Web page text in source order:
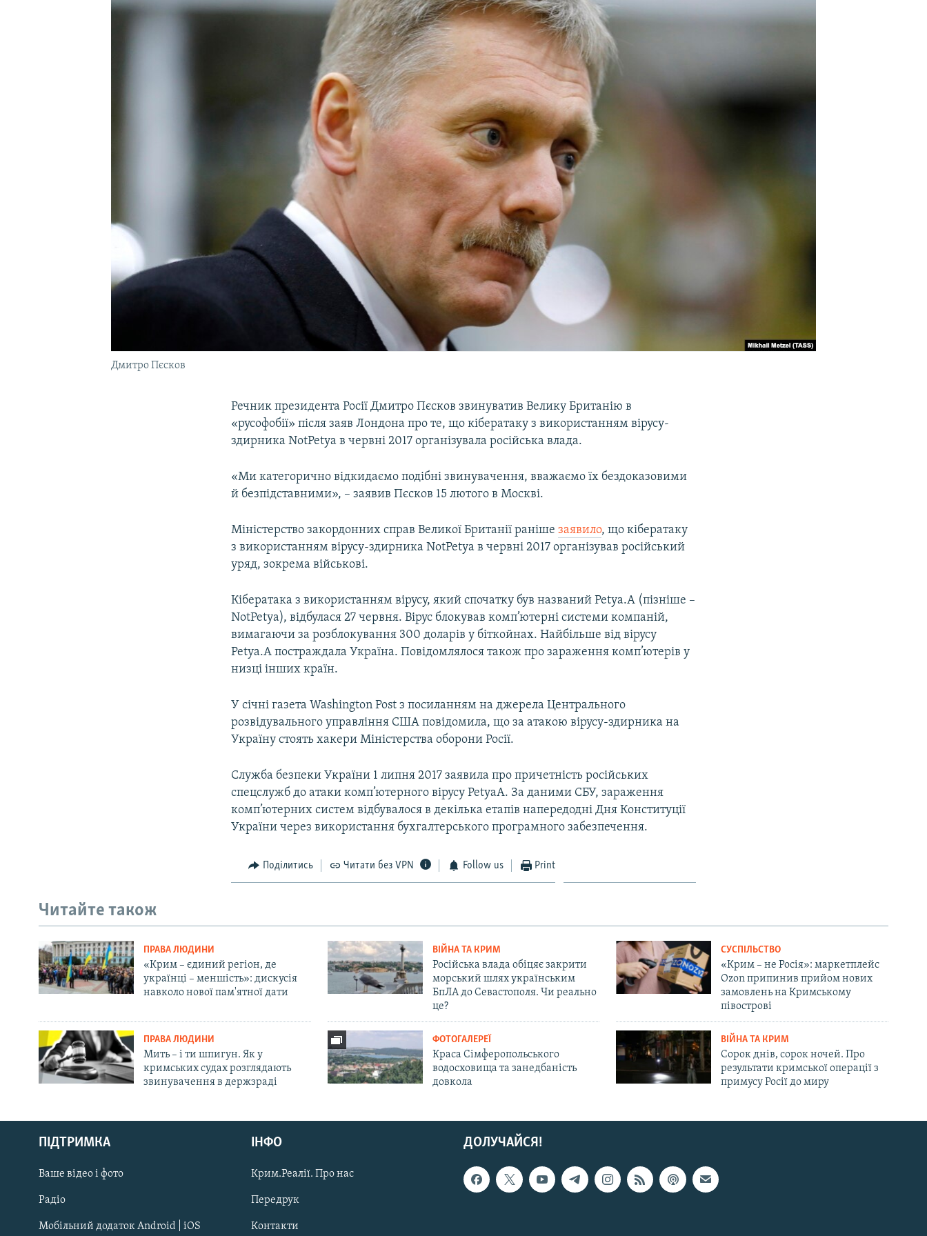
Русский
Qırımtatar
ДОЛУЧАЙСЯ!
Дмитро Пєсков
Речник президента Росії Дмитро Пєсков звинуватив Велику Британію в
«русофобії» після заяв Лондона про те, що кібератаку з використанням вірусу-
здирника NotPetya в червні 2017 організувала російська влада.
«Ми категорично відкидаємо подібні звинувачення, вважаємо їх бездоказовими
й безпідставними», – заявив Пєсков 15 лютого в Москві.
Міністерство закордонних справ Великої Британії ранішезаявило, що кібератаку
з використанням вірусу-здирника NotPetya в червні 2017 організував російський
уряд, зокрема військові.
Кібератака з використанням вірусу, який спочатку був названий Petya.A (пізніше –
NotPetya), відбулася 27 червня. Вірус блокував комп’ютерні системи компаній,
вимагаючи за розблокування 300 доларів у біткойнах. Найбільше від вірусу
Petya.A постраждала Україна. Повідомлялося також про зараження комп’ютерів у
низці інших країн.
У січні газета Washington Post з посиланням на джерела Центрального
розвідувального управління США повідомила, що за атакою вірусу-здирника на
Україну стоять хакери Міністерства оборони Росії.
Служба безпеки України 1 липня 2017 заявила про причетність російських
спецслужб до атаки комп’ютерного вірусу PetyaA. За даними СБУ, зараження
комп’ютерних систем відбувалося в декілька етапів напередодні Дня Конституції
України через використання бухгалтерського програмного забезпечення.
Поділитись Читати без VPN Follow us Print
Читайте також
ПРАВА ЛЮДИНИ
«Крим – єдиний регіон, де
українці – меншість»: дискусія
навколо нової пам'ятної дати
ВІЙНА ТА КРИМ
Російська влада обіцяє закрити
морський шлях українським
БпЛА до Севастополя. Чи реально
це?
СУСПІЛЬСТВО
«Крим – не Росія»: маркетплейс
Ozon припинив прийом нових
замовлень на Кримському
півострові
ПРАВА ЛЮДИНИ
Мить – і ти шпигун. Як у
кримських судах розглядають
звинувачення в держзраді
ФОТОГАЛЕРЕЇ
Краса Сімферопольського
водосховища та занедбаність
довкола
ВІЙНА ТА КРИМ
Сорок днів, сорок ночей. Про
результати кримської операції з
примусу Росії до миру
ДОЛУЧАЙСЯ!
ПІДТРИМКА
Ваше відео і фото
Радіо
Мобільний додаток Android | iOS
ІНФО
Крим.Реалії. Про нас
Передрук
Контакти